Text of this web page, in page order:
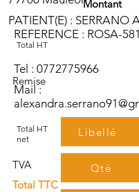
PATIENT(E) : SERRANO
REFERENCE : ROSA-
Tel : 0772775966
Mail :
Libellé
Qté
Montant
Total HT
Remise
Total HT
net
TVA
Total TTC